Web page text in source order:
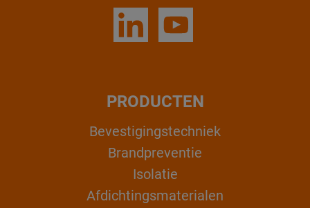
PRODUCTEN
Bevestigingstechniek
Brandpreventie
Isolatie
Afdichtingsmaterialen